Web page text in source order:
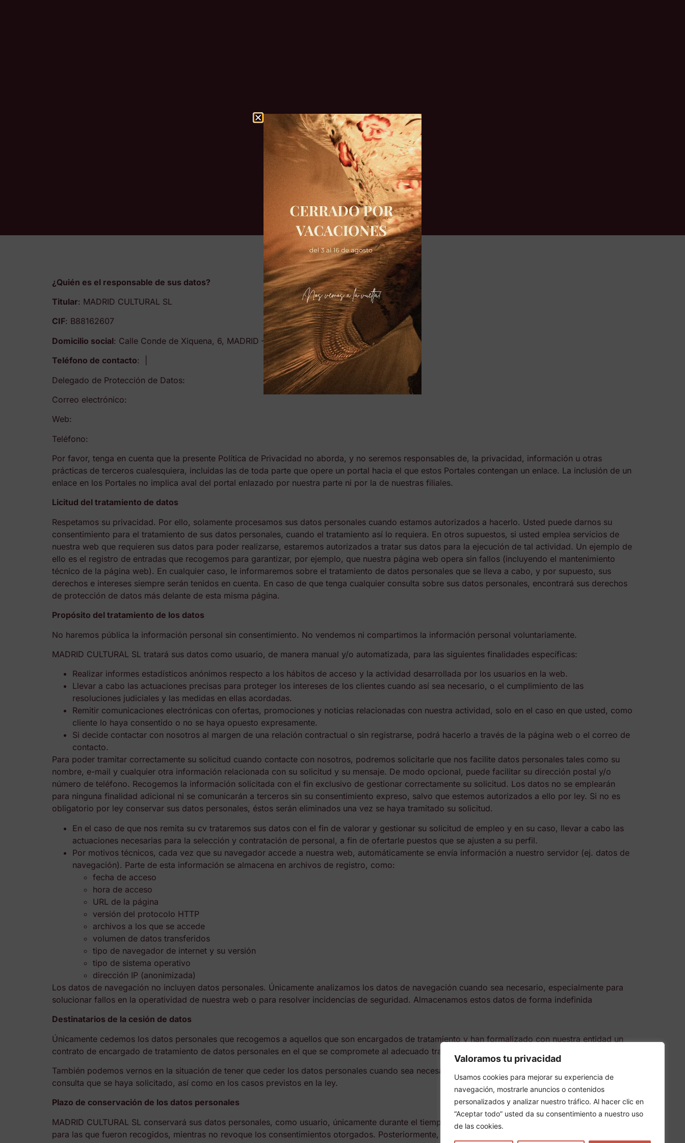
Valoramos tu privacidad
Usamos cookies para mejorar su experiencia de
navegación, mostrarle anuncios o contenidos
personalizados y analizar nuestro tráfico. Al hacer clic en
“Aceptar todo” usted da su consentimiento a nuestro uso
de las cookies.
¿Quién es el responsable de sus datos?
Titular: MADRID CULTURAL SL
CIF: B88162607
Domicilio social: Calle Conde de Xiquena, 6, MADRID – 28004 (MADRID) – ( – )
Teléfono de contacto: |
Delegado de Protección de Datos:
Correo electrónico:
Web:
Teléfono:
Por favor, tenga en cuenta que la presente Política de Privacidad no aborda, y no seremos responsables de, la privacidad, información u otras
prácticas de terceros cualesquiera, incluidas las de toda parte que opere un portal hacia el que estos Portales contengan un enlace. La inclusión de un
enlace en los Portales no implica aval del portal enlazado por nuestra parte ni por la de nuestras filiales.
Licitud del tratamiento de datos
Respetamos su privacidad. Por ello, solamente procesamos sus datos personales cuando estamos autorizados a hacerlo. Usted puede darnos su
consentimiento para el tratamiento de sus datos personales, cuando el tratamiento así lo requiera. En otros supuestos, si usted emplea servicios de
nuestra web que requieren sus datos para poder realizarse, estaremos autorizados a tratar sus datos para la ejecución de tal actividad. Un ejemplo de
ello es el registro de entradas que recogemos para garantizar, por ejemplo, que nuestra página web opera sin fallos (incluyendo el mantenimiento
técnico de la página web). En cualquier caso, le informaremos sobre el tratamiento de datos personales que se lleva a cabo, y por supuesto, sus
derechos e intereses siempre serán tenidos en cuenta. En caso de que tenga cualquier consulta sobre sus datos personales, encontrará sus derechos
de protección de datos más delante de esta misma página.
Propósito del tratamiento de los datos
No haremos pública la información personal sin consentimiento. No vendemos ni compartimos la información personal voluntariamente.
MADRID CULTURAL SL tratará sus datos como usuario, de manera manual y/o automatizada, para las siguientes finalidades específicas:
Realizar informes estadísticos anónimos respecto a los hábitos de acceso y la actividad desarrollada por los usuarios en la web.
Llevar a cabo las actuaciones precisas para proteger los intereses de los clientes cuando así sea necesario, o el cumplimiento de las
resoluciones judiciales y las medidas en ellas acordadas.
Remitir comunicaciones electrónicas con ofertas, promociones y noticias relacionadas con nuestra actividad, solo en el caso en que usted, como
cliente lo haya consentido o no se haya opuesto expresamente.
Si decide contactar con nosotros al margen de una relación contractual o sin registrarse, podrá hacerlo a través de la página web o el correo de
contacto.
Para poder tramitar correctamente su solicitud cuando contacte con nosotros, podremos solicitarle que nos facilite datos personales tales como su
nombre, e-mail y cualquier otra información relacionada con su solicitud y su mensaje. De modo opcional, puede facilitar su dirección postal y/o
número de teléfono. Recogemos la información solicitada con el fin exclusivo de gestionar correctamente su solicitud. Los datos no se emplearán
para ninguna finalidad adicional ni se comunicarán a terceros sin su consentimiento expreso, salvo que estemos autorizados a ello por ley. Si no es
obligatorio por ley conservar sus datos personales, éstos serán eliminados una vez se haya tramitado su solicitud.
En el caso de que nos remita su cv trataremos sus datos con el fin de valorar y gestionar su solicitud de empleo y en su caso, llevar a cabo las
actuaciones necesarias para la selección y contratación de personal, a fin de ofertarle puestos que se ajusten a su perfil.
Por motivos técnicos, cada vez que su navegador accede a nuestra web, automáticamente se envía información a nuestro servidor (ej. datos de
navegación). Parte de esta información se almacena en archivos de registro, como:
fecha de acceso
hora de acceso
URL de la página
versión del protocolo HTTP
archivos a los que se accede
volumen de datos transferidos
tipo de navegador de internet y su versión
tipo de sistema operativo
dirección IP (anonimizada)
Los datos de navegación no incluyen datos personales. Únicamente analizamos los datos de navegación cuando sea necesario, especialmente para
solucionar fallos en la operatividad de nuestra web o para resolver incidencias de seguridad. Almacenamos estos datos de forma indefinida
Destinatarios de la cesión de datos
Únicamente cedemos los datos personales que recogemos a aquellos que son encargados de tratamiento y han formalizado con nuestra entidad un
contrato de encargado de tratamiento de datos personales en el que se compromete al adecuado tratamiento de nuestros registros.
También podemos vernos en la situación de tener que ceder los datos personales cuando sea necesario para prestar el servicio o atender a la
consulta que se haya solicitado, así como en los casos previstos en la ley.
Plazo de conservación de los datos personales
MADRID CULTURAL SL conservará sus datos personales, como usuario, únicamente durante el tiempo necesario para la realización de las finalidades
para las que fueron recogidos, mientras no revoque los consentimientos otorgados. Posteriormente, en caso de ser necesario, mantendrá la